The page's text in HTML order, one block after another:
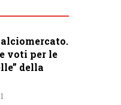
voti per le
della